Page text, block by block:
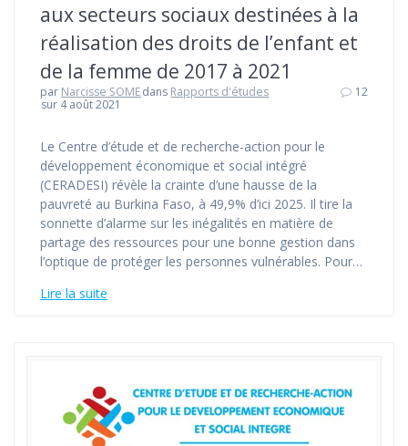
aux secteurs sociaux destinées à la
réalisation des droits de l’enfant et
de la femme de 2017 à 2021
par Narcisse SOMEdans Rapports d'études
sur 4 août 2021
12
Le Centre d’étude et de recherche-action pour le
développement économique et social intégré
(CERADESI) révèle la crainte d’une hausse de la
pauvreté au Burkina Faso, à 49,9% d’ici 2025. Il tire la
sonnette d’alarme sur les inégalités en matière de
partage des ressources pour une bonne gestion dans
l’optique de protéger les personnes vulnérables. Pour…
Lire la suite